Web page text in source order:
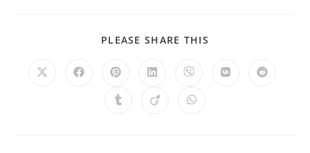
PLEASE SHARE THIS